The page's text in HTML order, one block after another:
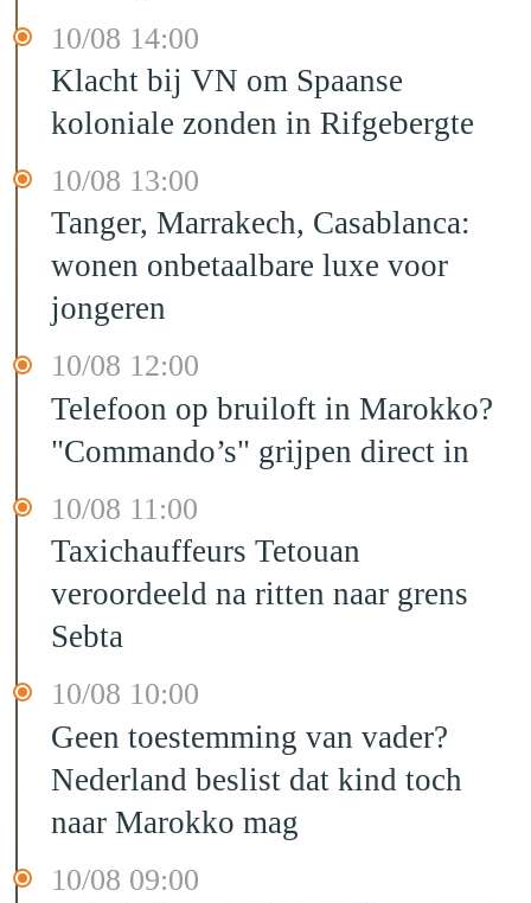
10/08 14:00
Klacht bij VN om Spaanse
koloniale zonden in Rifgebergte
10/08 13:00
Tanger, Marrakech, Casablanca:
wonen onbetaalbare luxe voor
jongeren
10/08 12:00
Telefoon op bruiloft in Marokko?
"Commando’s" grijpen direct in
10/08 11:00
Taxichauffeurs Tetouan
veroordeeld na ritten naar grens
Sebta
10/08 10:00
Geen toestemming van vader?
Nederland beslist dat kind toch
naar Marokko mag
10/08 09:00